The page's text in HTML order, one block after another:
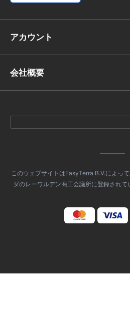
アカウント
会社概要
このウェブサイトはEasyTerra B.V.によっ
ダのレーワルデン商工会議所に登録され